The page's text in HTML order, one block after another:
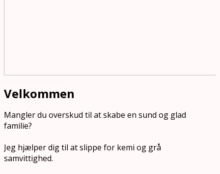
Velkommen
Mangler du overskud til at skabe en sund og glad
familie?
Jeg hjælper dig til at slippe for kemi og grå
samvittighed.